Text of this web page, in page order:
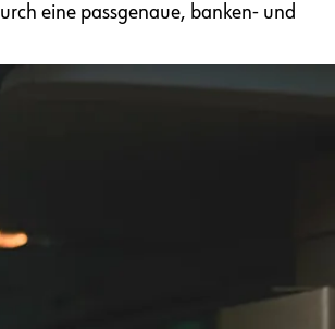
eine passgenaue, banken- und